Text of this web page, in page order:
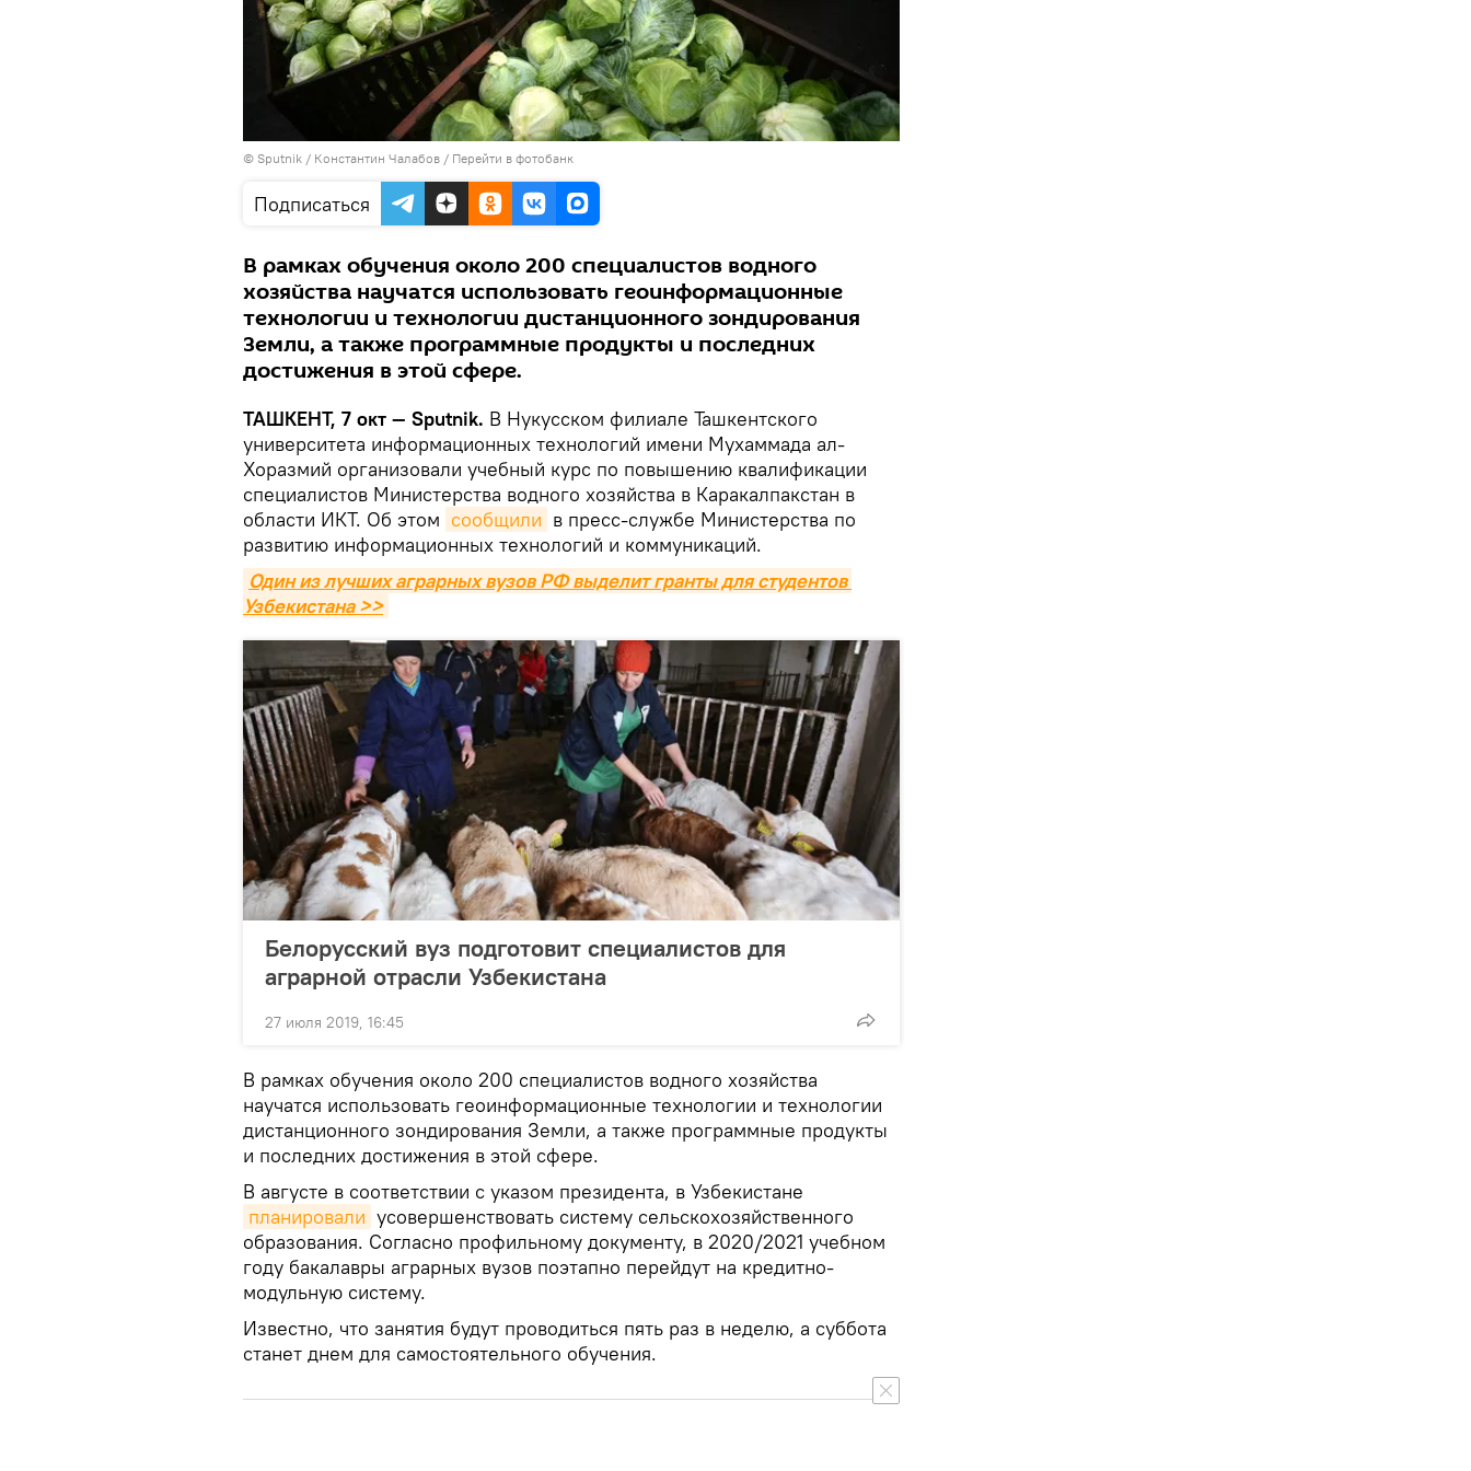
© Sputnik / Константин Чалабов / Перейти в фотобанк
Подписаться
В рамках обучения около 200 специалистов водного
хозяйства научатся использовать геоинформационные
технологии и технологии дистанционного зондирования
Земли, а также программные продукты и последних
достижения в этой сфере.
ТАШКЕНТ, 7 окт — Sputnik. В Нукусском филиале Ташкентского
университета информационных технологий имени Мухаммада ал-
Хоразмий организовали учебный курс по повышению квалификации
специалистов Министерства водного хозяйства в Каракалпакстан в
области ИКТ. Об этом сообщили в пресс-службе Министерства по
развитию информационных технологий и коммуникаций.
Один из лучших аграрных вузов РФ выделит гранты для студентов
Узбекистана >>
Белорусский вуз подготовит специалистов для
аграрной отрасли Узбекистана
27 июля 2019, 16:45
В рамках обучения около 200 специалистов водного хозяйства
научатся использовать геоинформационные технологии и технологии
дистанционного зондирования Земли, а также программные продукты
и последних достижения в этой сфере.
В августе в соответствии с указом президента, в Узбекистане
планировали усовершенствовать систему сельскохозяйственного
образования. Согласно профильному документу, в 2020/2021 учебном
году бакалавры аграрных вузов поэтапно перейдут на кредитно-
модульную систему.
Известно, что занятия будут проводиться пять раз в неделю, а суббота
станет днем для самостоятельного обучения.